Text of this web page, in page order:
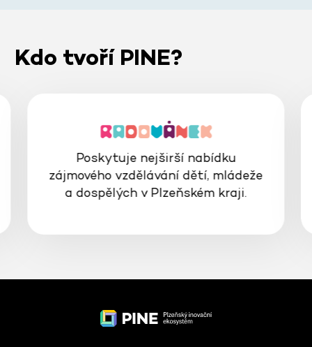
Kdo tvoří PINE?
Poskytuje nejširší nabídku
zájmového vzdělávání dětí, mládeže
a dospělých v Plzeňském kraji.